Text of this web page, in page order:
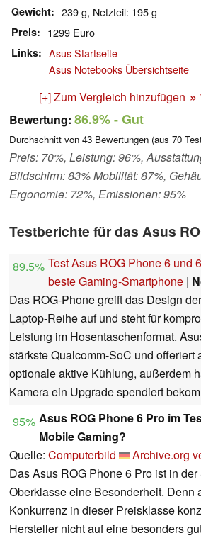
Gewicht 239 g, Netzteil: 195 g
Preis 1299 Euro
Links
Asus Startseite
Asus Notebooks Übersichtseite
[+] Zum Vergleich hinzufügen »
Bewertung: 86.9%- Gut
Durchschnitt von 43 Bewertungen (aus 70
Preis: 70%, Leistung: 96%,
Bildschirm: 83% Mobilität: 87%,
Ergonomie: 72%, Emissionen: 95%
Testberichte für das Asus
89.5% Test Asus ROG Phone 6 und
beste Gaming-Smartphone |
Das ROG-Phone greift das Design
Laptop-Reihe auf und steht für
Leistung im Hosentaschenformat.
stärkste Qualcomm-SoC und offeriert
optionale aktive Kühlung, außerdem
Kamera ein Upgrade spendiert
95% Asus ROG Phone 6 Pro im
Mobile Gaming?
Quelle: Computerbild
Archive.org
Das Asus ROG Phone 6 Pro ist in
Oberklasse eine Besonderheit. Denn
Konkurrenz in dieser Preisklasse
Hersteller nicht auf eine besonders